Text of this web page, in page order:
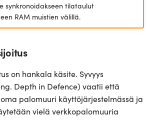
synkronoidakseen tilataulut
RAM muistien välillä.
on hankala käsite. Syvyys
Depth in Defence) vaatii että
palomuuri käyttöjärjestelmässä ja
vielä verkkopalomuuria